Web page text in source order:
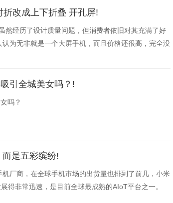
改成上下折叠 开孔屏!
然经历了设计质量问题，但消费者依旧对其充满了好
为无非就是一个大屏手机，而且价格还很高，完全没
引全城美女吗？!
吗？
是五彩缤纷!
厂商，在全球手机市场的出货量也排到了前几，小米
得非常迅速，是目前全球最成熟的AIoT平台之一。